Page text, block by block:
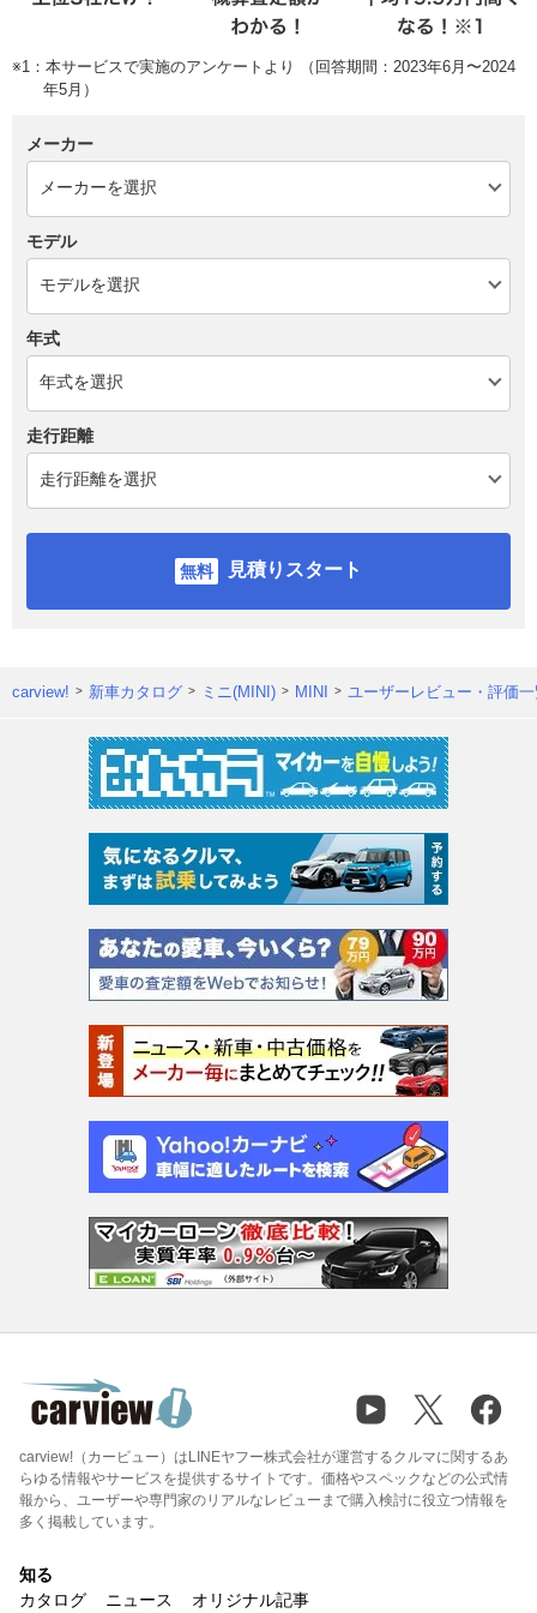
※1：本サービスで実施のアンケートより （回答期間：2023年6月〜2024
年5月）
メーカー
モデル
年式
走行距離
見積りスタート
carview! 新車カタログ ミニ(MINI) MINI ユーザーレビュー・評価
carview!（カービュー）はLINEヤフー株式会社が運営するクルマに関するあ
らゆる情報やサービスを提供するサイトです。価格やスペックなどの公式情
報から、ユーザーや専門家のリアルなレビューまで購入検討に役立つ情報を
多く掲載しています。
知る
カタログ
ニュース オリジナル記事